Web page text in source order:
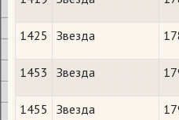
1425 Звезда
1453 Звезда
1455 Звезда